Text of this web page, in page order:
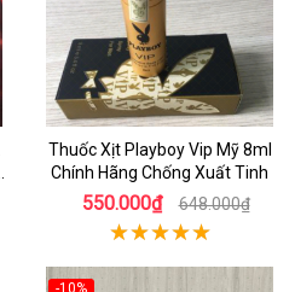
Thuốc Xịt Playboy Vip Mỹ 8ml
Chính Hãng Chống Xuất Tinh
550.000₫ 648.000₫
-10%